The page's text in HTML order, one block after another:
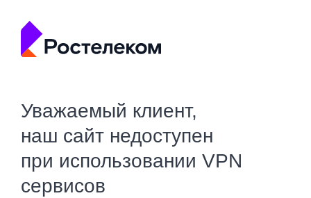
Уважаемый клиент,
наш сайт недоступен
при использовании VPN
сервисов